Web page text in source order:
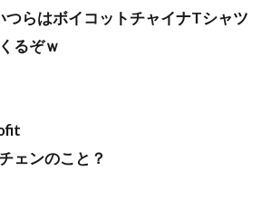
つらはボイコットチャイナTシャツ
るぞｗ
ェンのこと？